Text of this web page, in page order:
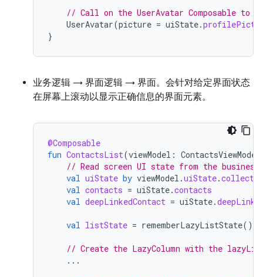
// Call on the UserAvatar Composable to
UserAvatar(picture = uiState.
}
业务逻辑 → 界面逻辑 → 界面。会针对给定界面状态
在屏幕上滚动以显示正确信息的界面元素。
@Composable
fun ContactsList(viewModel : ContactsViewModel
// Read screen UI state from the
val uiState by viewModel .uiState.
val contacts = uiState.contacts
val deepLinkedContact = uiState.
val listState = rememberLazyListState()
// Create the LazyColumn with the
...